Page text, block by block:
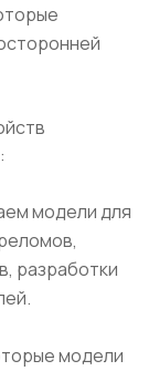
модели для
разработки
модели